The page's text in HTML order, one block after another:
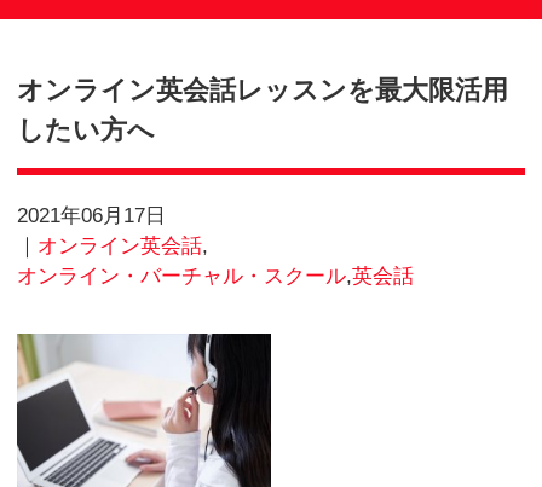
Blog
オンライン英会話レッスン
したい方へ